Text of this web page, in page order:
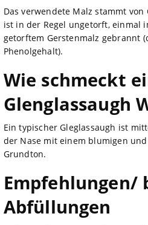
Das verwendete Malz stammt
ist in der Regel ungetorft, einmal
getorftem Gerstenmalz gebrannt
Phenolgehalt).
Wie schmeckt
Glenglassaugh
Ein typischer Gleglassaugh ist
der Nase mit einem blumigen
Grundton.
Empfehlungen/
Abfüllungen